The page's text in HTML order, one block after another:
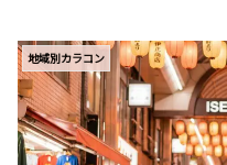
地域別カラコン